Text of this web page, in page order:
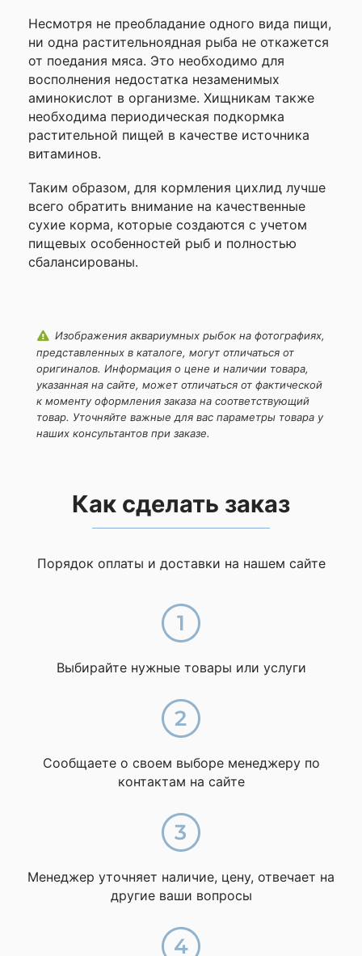
Несмотря не преобладание одного вида пищи,
ни одна растительноядная рыба не откажется
от поедания мяса. Это необходимо для
восполнения недостатка незаменимых
аминокислот в организме. Хищникам также
необходима периодическая подкормка
растительной пищей в качестве источника
витаминов.
Таким образом, для кормления цихлид лучше
всего обратить внимание на качественные
сухие корма, которые создаются с учетом
пищевых особенностей рыб и полностью
сбалансированы.
Изображения аквариумных рыбок на фотографиях,
представленных в каталоге, могут отличаться от
оригиналов. Информация о цене и наличии товара,
указанная на сайте, может отличаться от фактической
к моменту оформления заказа на соответствующий
товар. Уточняйте важные для вас параметры товара у
наших консультантов при заказе.
Как сделать заказ
Порядок оплаты и доставки на нашем сайте
Выбирайте нужные товары или услуги
Сообщаете о своем выборе менеджеру по
контактам на сайте
Менеджер уточняет наличие, цену, отвечает на
другие ваши вопросы